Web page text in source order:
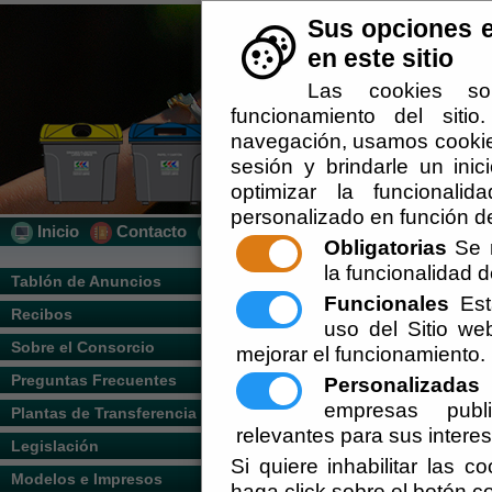
Sus opciones
en este sitio
Las cookies
funcionamiento del
navegación, usamos
sesión y brindarle un
optimizar la
personalizado en función
Obligatorias Se
la funcionalidad
Funcionales
uso del Sitio
mejorar el funcionamiento.
Personalizadas
empresas
relevantes para sus
Si quiere inhabilitar las
Inicio Contacto Localización
Tablón de Anuncios
Recibos
Sobre el Consorcio
Preguntas Frecuentes
Plantas de Transferencia
Legislación
Modelos e Impresos
Usted se encuentra
Mapa Web
Tablón de
Levante los Vélez
Recibos